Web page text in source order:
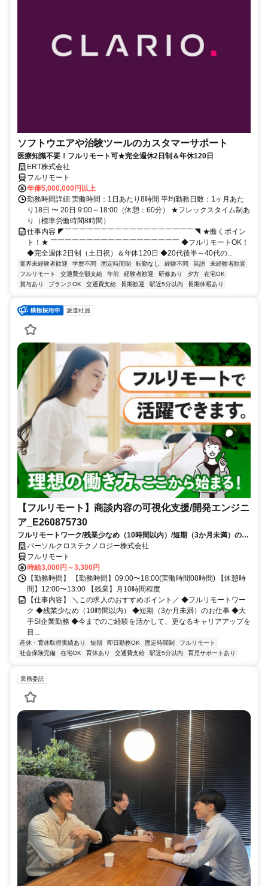
ソフトウエアや治験ツールのカスタマーサポート
医療知識不要！フルリモート可★完全週休2日制＆年休120日
ERT株式会社
フルリモート
年俸5,000,000円以上
勤務時間詳細 実働時間：1日あたり8時間 平均勤務日数：1ヶ月あた
り18日 〜 20日 9:00～18:00（休憩：60分） ★フレックスタイム制あ
り（標準労働時間8時間）
仕事内容 ◤￣￣￣￣￣￣￣￣￣￣￣￣￣￣￣￣￣￣◥ ★働くポイン
ト！★ ￣￣￣￣￣￣￣￣￣￣￣￣￣￣￣￣￣￣ ◆フルリモートOK！
◆完全週休2日制（土日祝）＆年休120日 ◆20代後半～40代の...
業界未経験者歓迎 学歴不問 固定時間制 転勤なし 経験不問 英語
未経験者歓迎
フルリモート
交通費全額支給 午前 経験者歓迎 研修あり 夕方
在宅OK
賞与あり
ブランクOK 交通費支給 長期歓迎 駅近5分以内 長期休暇あり
派遣社員
【フルリモート】商談内容の可視化支援/開発エンジニ
ア_E260875730
フルリモートワーク/残業少なめ（10時間以内）/短期（3か月未満）のお
仕事/大手SI企業勤務/今までのご経験を活かして、更なるキャリアアップ
を目指せます
パーソルクロステクノロジー株式会社
フルリモート
時給3,000円～3,300円
【勤務時間】 【勤務時間】09:00〜18:00(実働時間08時間) 【休憩時
間】12:00〜13:00 【残業】月10時間程度
【仕事内容】 ＼この求人のおすすめポイント／ ◆フルリモートワー
ク ◆残業少なめ（10時間以内） ◆短期（3か月未満）のお仕事 ◆大
手SI企業勤務 ◆今までのご経験を活かして、更なるキャリアアップを
目...
産休・育休取得実績あり 短期 即日勤務OK 固定時間制
フルリモート
社会保険完備
在宅OK 育休あり 交通費支給 駅近5分以内 育児サポートあり
業務委託